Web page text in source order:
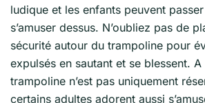
ludique et les enfants peuvent
s’amuser dessus. N’oubliez pas de
sécurité autour du trampoline pour
expulsés en sautant et se blessent.
trampoline n’est pas uniquement
certains adultes adorent aussi